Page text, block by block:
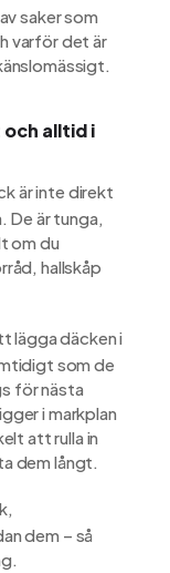
saker som
varför det är
alltid i
är inte direkt
De är tunga,
om du
hallskåp
lägga däcken i
som de
för nästa
i markplan
att rulla in
dem långt.
dem – så